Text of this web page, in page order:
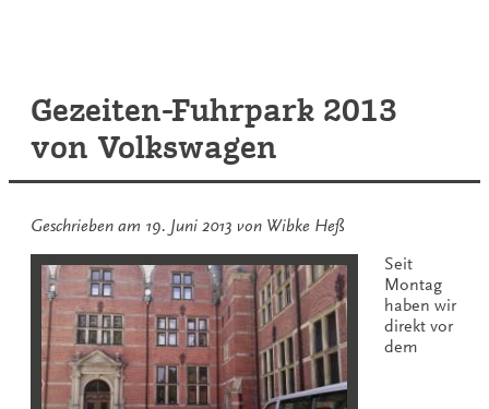
Gezeiten-Fuhrpark 2013
von Volkswagen
Geschrieben am 19. Juni 2013 von Wibke Heß
Seit
Montag
haben wir
direkt vor
dem